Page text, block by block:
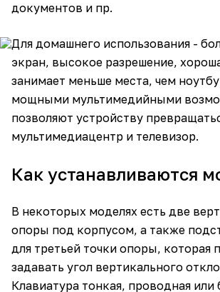
документов и пр.
Для домашнего использования -
экран, высокое разрешение,
занимает меньше места, чем
мощными мультимедийными
позволяют устройству
мультимедиацентр и телевизор.
Как устанавливаются
В некоторых моделях есть две
опоры под корпусом, а также
для третьей точки опоры, которая
задавать угол вертикального
Клавиатура тонкая, проводная или